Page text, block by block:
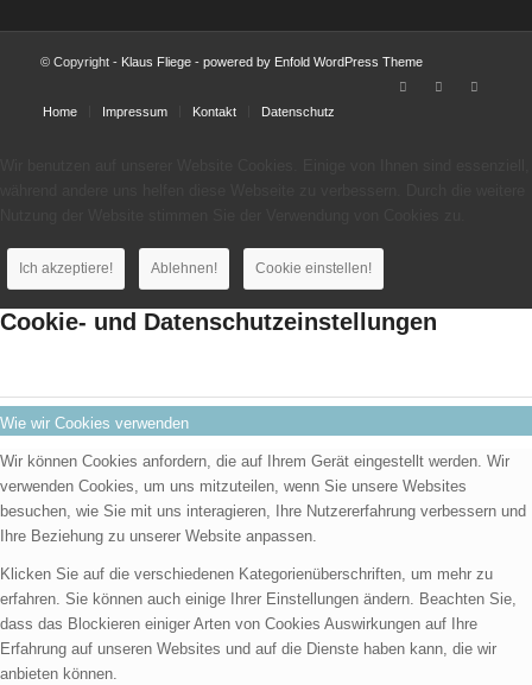
© Copyright - Klaus Fliege- powered by Enfold WordPress Theme
Home Impressum Kontakt Datenschutz
Ich akzeptiere! Ablehnen! Cookie einstellen!
Cookie- und Datenschutzeinstellungen
Wie wir Cookies verwenden
Wir können Cookies anfordern, die auf Ihrem Gerät eingestellt werden. Wir
verwenden Cookies, um uns mitzuteilen, wenn Sie unsere Websites
besuchen, wie Sie mit uns interagieren, Ihre Nutzererfahrung verbessern und
Ihre Beziehung zu unserer Website anpassen.
Klicken Sie auf die verschiedenen Kategorienüberschriften, um mehr zu
erfahren. Sie können auch einige Ihrer Einstellungen ändern. Beachten Sie,
dass das Blockieren einiger Arten von Cookies Auswirkungen auf Ihre
Erfahrung auf unseren Websites und auf die Dienste haben kann, die wir
anbieten können.